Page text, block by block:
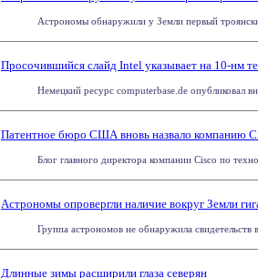
Астрономы обнаружили у Земли первый
Просочившийся слайд Intel указывает на 10-нм
Немецкий ресурс computerbase.de опубликовал
Патентное бюро США вновь назвало компанию
Блог главного директора компании Cisco по
Астрономы опровергли наличие вокруг Земли
Группа астрономов не обнаружила
Длинные зимы расширили глаза северян